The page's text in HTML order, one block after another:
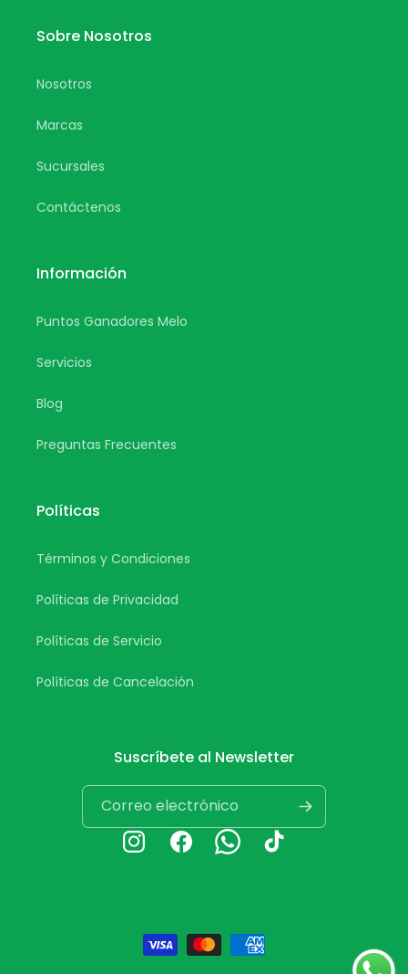
Sobre Nosotros
Nosotros
Marcas
Sucursales
Contáctenos
Información
Puntos Ganadores Melo
Servicios
Blog
Preguntas Frecuentes
Políticas
Términos y Condiciones
Políticas de Privacidad
Políticas de Servicio
Políticas de Cancelación
Suscríbete al Newsletter
Correo electrónico
InstagramFacebookWhatsappTikTok
Formas
de